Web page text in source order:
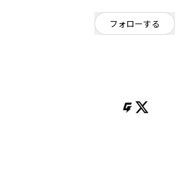
フォローする
https://instagram.com/